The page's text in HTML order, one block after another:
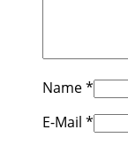
Name*
E-Mail *